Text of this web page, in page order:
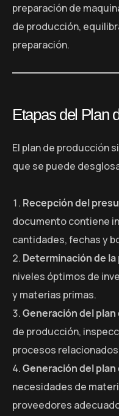
preparación de
de producción,
preparación.
Etapas del Plan
El plan de producción
que se puede
Recepción del
documento contiene
cantidades, fechas y
Determinación de
niveles óptimos de
y materias primas.
Generación del
de producción,
procesos
Generación del plan
necesidades de
proveedores